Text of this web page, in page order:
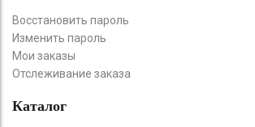
Восстановить пароль
Изменить пароль
Мои заказы
Отслеживание заказа
Каталог